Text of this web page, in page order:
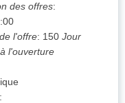
des offres:
l'offre: 150 Jour
l'ouverture
: